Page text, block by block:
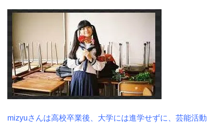
mizyuさんは高校卒業後、大学には進学せずに、芸能活動